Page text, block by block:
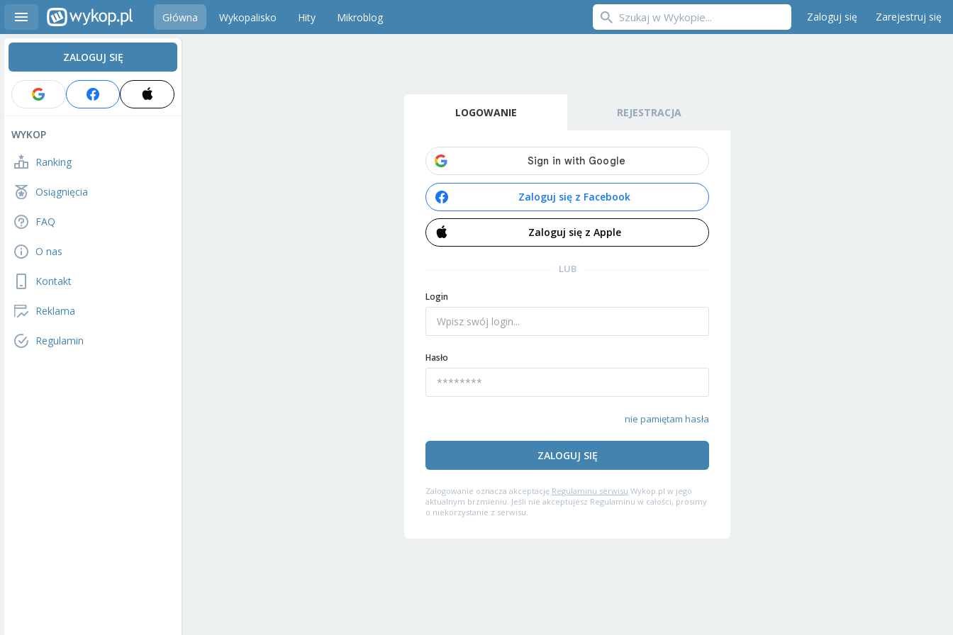
Główna Wykopalisko Hity Mikroblog Zaloguj się Zarejestruj się
ZALOGUJ SIĘ
WYKOP
Ranking
Osiągnięcia
FAQ
O nas
Kontakt
Reklama
Regulamin
LOGOWANIE REJESTRACJA
Zaloguj się z Facebook
Zaloguj się z Apple
LUB
Login
Hasło
nie pamiętam hasła
ZALOGUJ SIĘ
Zalogowanie oznacza akceptację Regulaminu serwisu Wykop.pl w jego
aktualnym brzmieniu. Jeśli nie akceptujesz Regulaminu w całości, prosimy
o niekorzystanie z serwisu.